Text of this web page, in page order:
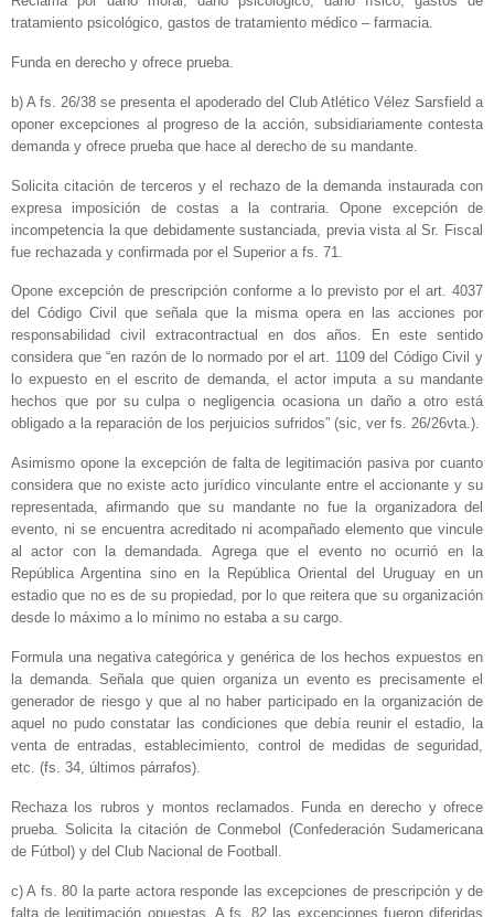
tratamiento psicológico, gastos de tratamiento médico – farmacia.
Funda en derecho y ofrece prueba.
b) A fs. 26/38 se presenta el apoderado del Club Atlético Vélez Sarsfield a
oponer excepciones al progreso de la acción, subsidiariamente contesta
demanda y ofrece prueba que hace al derecho de su mandante.
Solicita citación de terceros y el rechazo de la demanda instaurada con
expresa imposición de costas a la contraria. Opone excepción de
incompetencia la que debidamente sustanciada, previa vista al Sr. Fiscal
fue rechazada y confirmada por el Superior a fs. 71.
Opone excepción de prescripción conforme a lo previsto por el art. 4037
del Código Civil que señala que la misma opera en las acciones por
responsabilidad civil extracontractual en dos años. En este sentido
considera que “en razón de lo normado por el art. 1109 del Código Civil y
lo expuesto en el escrito de demanda, el actor imputa a su mandante
hechos que por su culpa o negligencia ocasiona un daño a otro está
obligado a la reparación de los perjuicios sufridos” (sic, ver fs. 26/26vta.).
Asimismo opone la excepción de falta de legitimación pasiva por cuanto
considera que no existe acto jurídico vinculante entre el accionante y su
representada, afirmando que su mandante no fue la organizadora del
evento, ni se encuentra acreditado ni acompañado elemento que vincule
al actor con la demandada. Agrega que el evento no ocurrió en la
República Argentina sino en la República Oriental del Uruguay en un
estadio que no es de su propiedad, por lo que reitera que su organización
desde lo máximo a lo mínimo no estaba a su cargo.
Formula una negativa categórica y genérica de los hechos expuestos en
la demanda. Señala que quien organiza un evento es precisamente el
generador de riesgo y que al no haber participado en la organización de
aquel no pudo constatar las condiciones que debía reunir el estadio, la
venta de entradas, establecimiento, control de medidas de seguridad,
etc. (fs. 34, últimos párrafos).
Rechaza los rubros y montos reclamados. Funda en derecho y ofrece
prueba. Solicita la citación de Conmebol (Confederación Sudamericana
de Fútbol) y del Club Nacional de Football.
c) A fs. 80 la parte actora responde las excepciones de prescripción y de
falta de legitimación opuestas. A fs. 82 las excepciones fueron diferidas